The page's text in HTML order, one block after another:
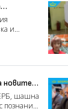
и
новите
шашна
познания